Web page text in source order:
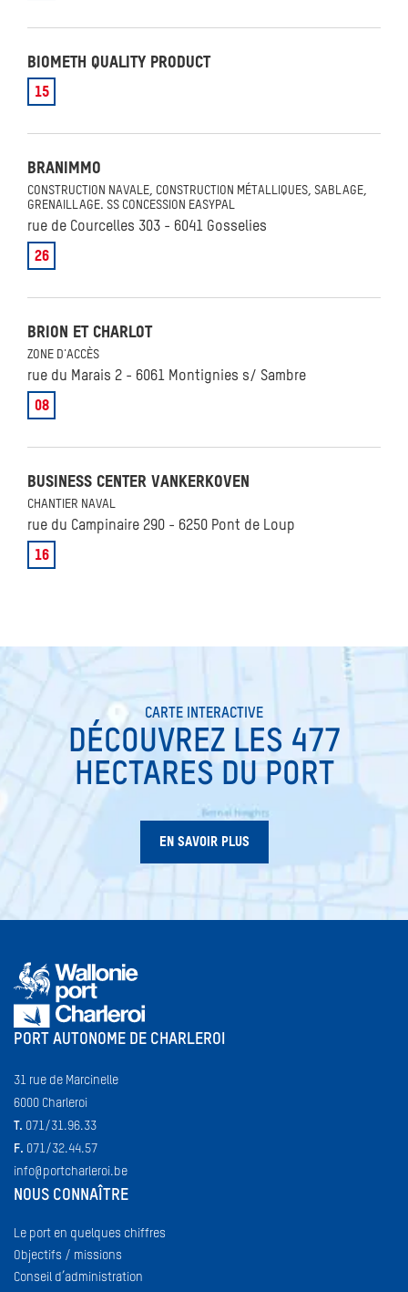
BIOMETH QUALITY PRODUCT
15
BRANIMMO
CONSTRUCTION NAVALE, CONSTRUCTION MÉTALLIQUES, SABLAGE,
GRENAILLAGE. SS CONCESSION EASYPAL
rue de Courcelles 303 - 6041 Gosselies
26
BRION ET CHARLOT
ZONE D'ACCÈS
rue du Marais 2 - 6061 Montignies s/ Sambre
08
BUSINESS CENTER VANKERKOVEN
CHANTIER NAVAL
rue du Campinaire 290 - 6250 Pont de Loup
16
CARTE INTERACTIVE
DÉCOUVREZ LES 477
HECTARES DU PORT
EN SAVOIR PLUS
PORT AUTONOME DE CHARLEROI
31 rue de Marcinelle
6000 Charleroi
T. 071/31.96.33
F. 071/32.44.57
info@portcharleroi.be
NOUS CONNAÎTRE
Le port en quelques chiffres
Objectifs / missions
Conseil d’administration